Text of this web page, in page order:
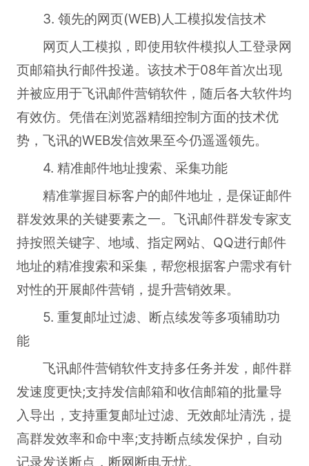
3. 领先的网页(WEB)人工模拟发信技术
网页人工模拟，即使用软件模拟人工登录网
页邮箱执行邮件投递。该技术于08年首次出现
并被应用于飞讯邮件营销软件，随后各大软件均
有效仿。凭借在浏览器精细控制方面的技术优
势，飞讯的WEB发信效果至今仍遥遥领先。
4. 精准邮件地址搜索、采集功能
精准掌握目标客户的邮件地址，是保证邮件
群发效果的关键要素之一。飞讯邮件群发专家支
持按照关键字、地域、指定网站、QQ进行邮件
地址的精准搜索和采集，帮您根据客户需求有针
对性的开展邮件营销，提升营销效果。
5. 重复邮址过滤、断点续发等多项辅助功
能
飞讯邮件营销软件支持多任务并发，邮件群
发速度更快;支持发信邮箱和收信邮箱的批量导
入导出，支持重复邮址过滤、无效邮址清洗，提
高群发效率和命中率;支持断点续发保护，自动
记录发送断点，断网断电无忧。